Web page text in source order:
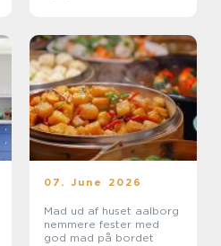
07. June 2026
Mad ud af huset aalborg
nemmere fester med
god mad på bordet